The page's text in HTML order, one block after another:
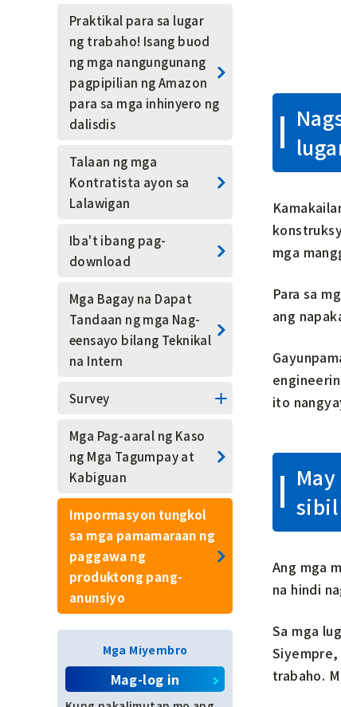
mga
Para sa
ang
ito
sibil
Ang mga
na hindi
Sa mga
Siyempre,
trabaho.
Formwork na isinaspray
sa lugar
Manggagawa sa Pag-
spray ng Mortero
Substrato ng Halaman
Ground Anchor Works
Kontratista ng rock-
bolting
Tagapag-ayos ng
andamyos
Inhinyero ng Rocknet
Pangkalahatang mga
ng Dalusong
Pamamahala ng
Pagkamalikhain
Pag-aayos ng mga
dokumento
Kontrol sa Kalidad
Kontrol sa Kalidad
Pamamahala ng Proseso
Sistema ng dalisdis
Mga Kasangkapang
Pangsukat
Uri ng Anchor
Praktikal para sa lugar
ng trabaho! Isang buod
ng mga nangungunang
pagpipilian ng Amazon
para sa mga inhinyero ng
dalisdis
Talaan ng mga
Kontratista ayon sa
Lalawigan
Iba't ibang pag-
download
Mga Bagay na Dapat
Tandaan ng mga Nag-
eensayo bilang Teknikal
na Intern
Survey
Lista ng mga resulta ng
survey
Mga Pag-aaral ng Kaso
ng Mga Tagumpay at
Kabiguan
Impormasyon tungkol
sa mga pamamaraan ng
paggawa ng
produktong pang-
anunsiyo
Mga Miyembro
Mag-log in